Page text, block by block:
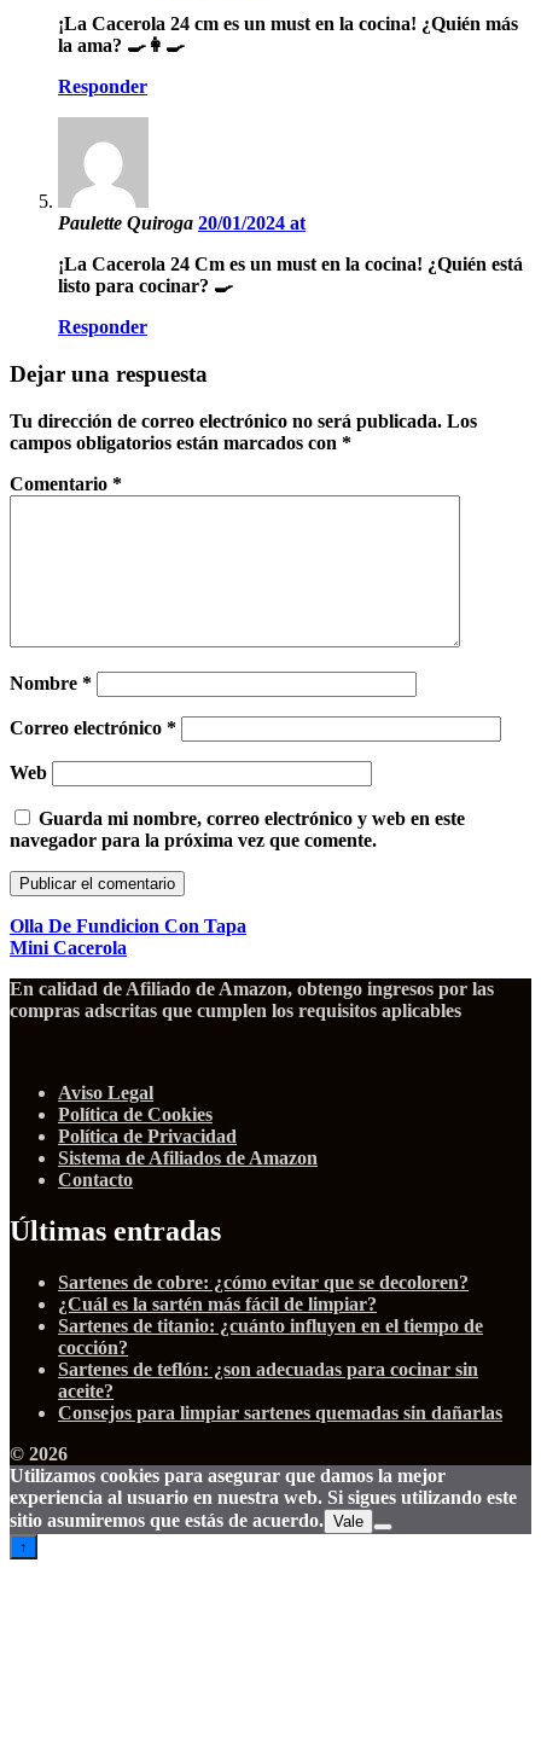
¡La Cacerola 24 cm es un must en la cocina! ¿Quién más
la ama? 🍳👩‍🍳
Responder
Paulette Quiroga 20/01/2024 at
¡La Cacerola 24 Cm es un must en la cocina! ¿Quién está
listo para cocinar? 🍳
Responder
Dejar una respuesta
Tu dirección de correo electrónico no será publicada. Los
campos obligatorios están marcados con *
Comentario *
Nombre *
Correo electrónico *
Web
Guarda mi nombre, correo electrónico y web en este
navegador para la próxima vez que comente.
Olla De Fundicion Con Tapa
Mini Cacerola
En calidad de Afiliado de Amazon, obtengo ingresos por las
compras adscritas que cumplen los requisitos aplicables
Aviso Legal
Política de Cookies
Política de Privacidad
Sistema de Afiliados de Amazon
Contacto
Últimas entradas
Sartenes de cobre: ¿cómo evitar que se decoloren?
¿Cuál es la sartén más fácil de limpiar?
Sartenes de titanio: ¿cuánto influyen en el tiempo de
cocción?
Sartenes de teflón: ¿son adecuadas para cocinar sin
aceite?
Consejos para limpiar sartenes quemadas sin dañarlas
© 2026
Utilizamos cookies para asegurar que damos la mejor
experiencia al usuario en nuestra web. Si sigues utilizando este
sitio asumiremos que estás de acuerdo. Vale
↑